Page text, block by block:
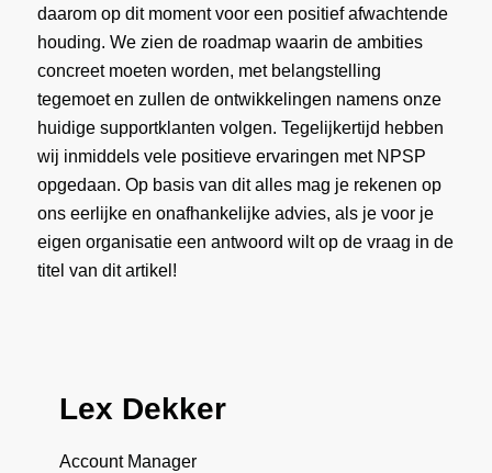
daarom op dit moment voor een positief afwachtende
houding. We zien de roadmap waarin de ambities
concreet moeten worden, met belangstelling
tegemoet en zullen de ontwikkelingen namens onze
huidige supportklanten volgen. Tegelijkertijd hebben
wij inmiddels vele positieve ervaringen met NPSP
opgedaan. Op basis van dit alles mag je rekenen op
ons eerlijke en onafhankelijke advies, als je voor je
eigen organisatie een antwoord wilt op de vraag in de
titel van dit artikel!
Lex Dekker
Account Manager